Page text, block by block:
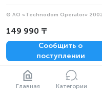
Главная Категории
149 990 ₸
Сообщить о
поступлении
© АО «Technodom Operator»
Политика конфиденциальности